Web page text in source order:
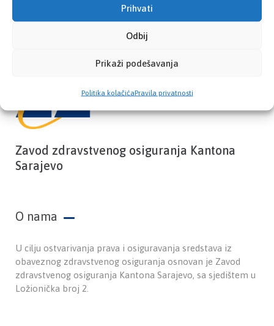
Prihvati
Odbij
Prikaži podešavanja
Politika kolačićaPravila privatnosti
Zavod zdravstvenog osiguranja Kantona
Sarajevo
O nama
U cilju ostvarivanja prava i osiguravanja sredstava iz
obaveznog zdravstvenog osiguranja osnovan je Zavod
zdravstvenog osiguranja Kantona Sarajevo, sa sjedištem u
Ložionička broj 2.